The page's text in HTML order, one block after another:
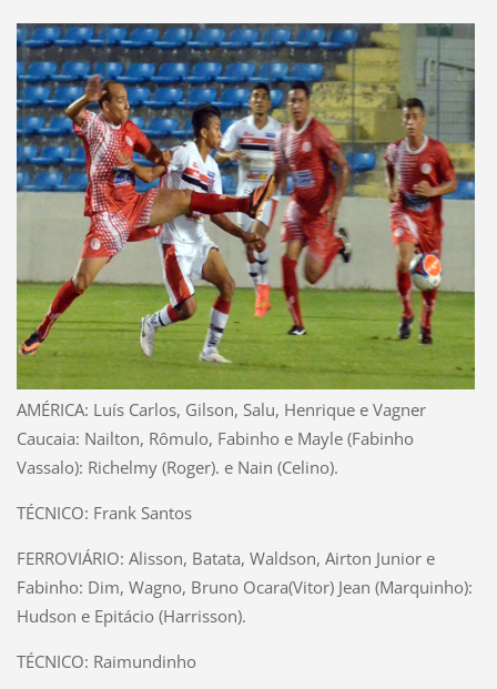
AMÉRICA: Luís Carlos, Gilson, Salu, Henrique e Vagner
Caucaia: Nailton, Rômulo, Fabinho e Mayle (Fabinho
Vassalo): Richelmy (Roger). e Nain (Celino).
TÉCNICO: Frank Santos
FERROVIÁRIO: Alisson, Batata, Waldson, Airton Junior e
Fabinho: Dim, Wagno, Bruno Ocara(Vitor) Jean (Marquinho):
Hudson e Epitácio (Harrisson).
TÉCNICO: Raimundinho